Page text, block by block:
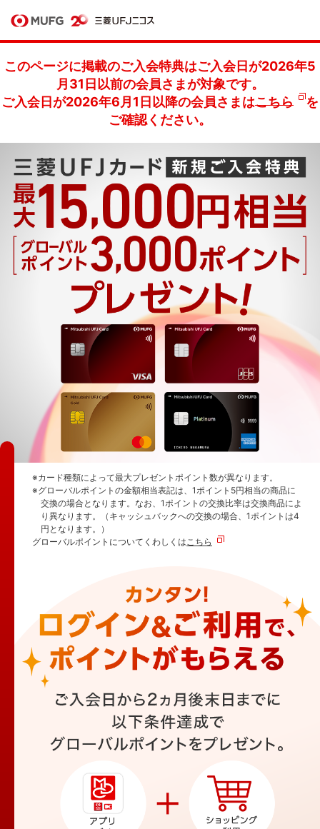
このページに掲載のご入会特典はご入会日が2026年5
月31日以前の会員さまが対象です。
ご入会日が2026年6月1日以降の会員さまはこちら
を
ご確認ください。
※カード種類によって最大プレゼントポイント数が異なります。
※グローバルポイントの金額相当表記は、1ポイント5円相当の商品に
交換の場合となります。なお、1ポイントの交換比率は交換商品によ
り異なります。（キャッシュバックへの交換の場合、1ポイントは4
円となります。）
グローバルポイントについてくわしくはこちら